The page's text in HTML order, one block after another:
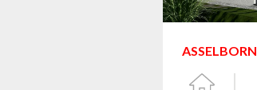
ASSELBORN